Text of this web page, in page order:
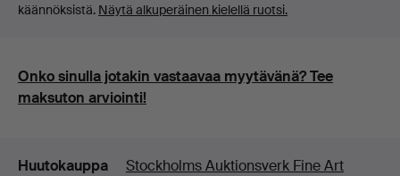
käännöksistä. Näytä alkuperäinen kielellä ruotsi.
Onko sinulla jotakin vastaavaa myytävänä? Tee
maksuton arviointi!
Lisätiedot
Huutokauppa
Stockholms Auktionsverk Fine Art